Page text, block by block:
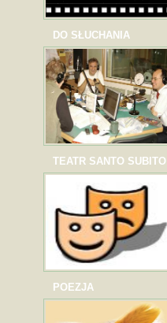
DO SŁUCHANIA
TEATR SANTO SUBITO
POEZJA